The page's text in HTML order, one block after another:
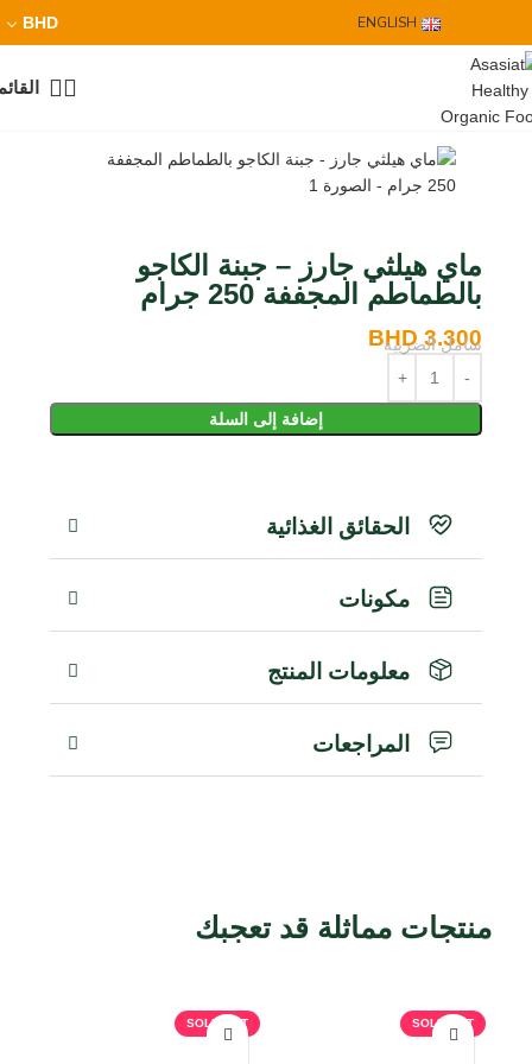
ENGLISH
BHD
ماي هيلثي جارز – جبنة الكاجو
بالطماطم المجففة 250 جرام
3.300
BHD
شامل الضريبة
إضافة إلى السلة
الحقائق الغذائية
مكونات
معلومات المنتج
المراجعات
منتجات مماثلة قد تعجبك
SOLD OUT
SOLD OUT